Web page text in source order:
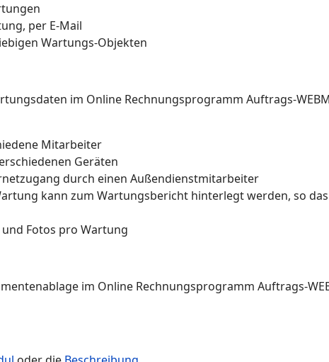
per E-Mail
Wartungs-Objekten
Mitarbeiter
Geräten
durch einen Außendienstmitarbeiter
kann zum Wartungsbericht hinterlegt werden, so
Fotos pro Wartung